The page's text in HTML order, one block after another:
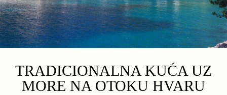
TRADICIONALNA KUĆA UZ
MORE NA OTOKU HVARU